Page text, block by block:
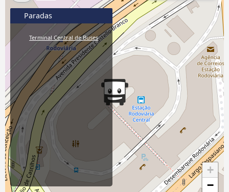
+
−
Paradas
Terminal Central de Buses